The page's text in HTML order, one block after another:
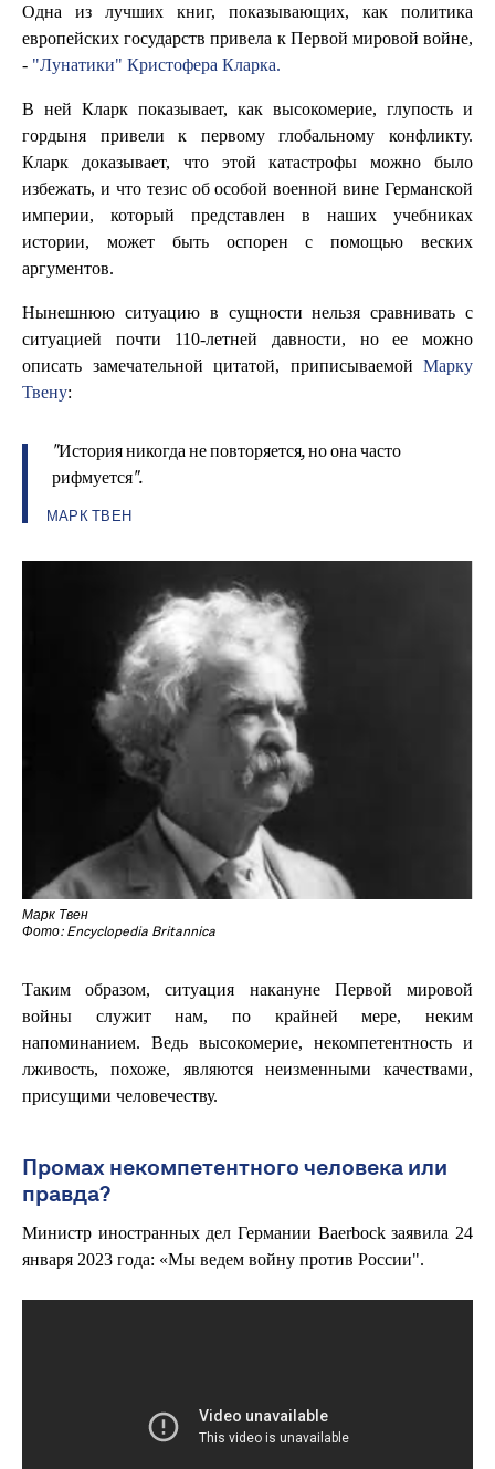
Одна из лучших книг, показывающих, как политика
европейских государств привела к Первой мировой войне,
- "Лунатики" Кристофера Кларка.
В ней Кларк показывает, как высокомерие, глупость и
гордыня привели к первому глобальному конфликту.
Кларк доказывает, что этой катастрофы можно было
избежать, и что тезис об особой военной вине Германской
империи, который представлен в наших учебниках
истории, может быть оспорен с помощью веских
аргументов.
Нынешнюю ситуацию в сущности нельзя сравнивать с
ситуацией почти 110-летней давности, но ее можно
описать замечательной цитатой, приписываемой Марку
Твену:
"История никогда не повторяется, но она часто
рифмуется".
МАРК ТВЕН
Марк Твен
Фото: Encyclopedia Britannica
Таким образом, ситуация накануне Первой мировой
войны служит нам, по крайней мере, неким
напоминанием. Ведь высокомерие, некомпетентность и
лживость, похоже, являются неизменными качествами,
присущими человечеству.
Промах некомпетентного человека или
правда?
Министр иностранных дел Германии Baerbock заявила 24
января 2023 года: «Мы ведем войну против России".